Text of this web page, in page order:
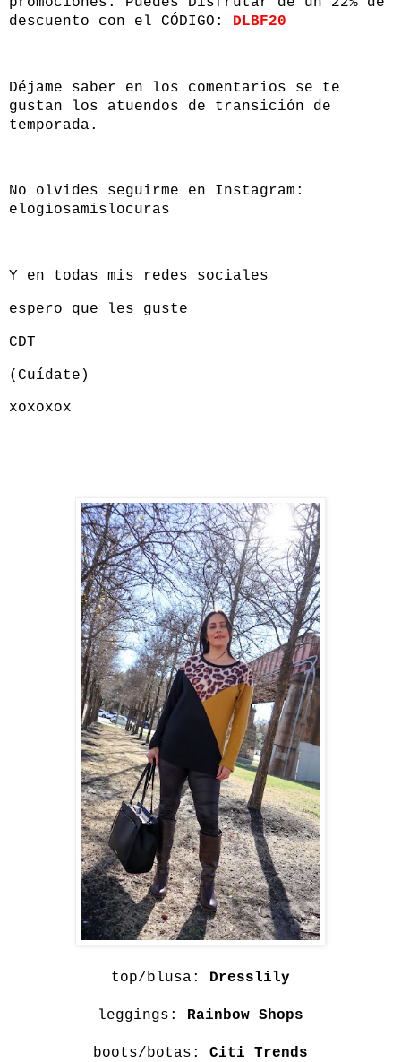
descuento con el CÓDIGO: DLBF20
Déjame saber en los comentarios se te
gustan los atuendos de transición de
temporada.
No olvides seguirme en Instagram:
elogiosamislocuras
Y en todas mis redes sociales
espero que les guste
CDT
(Cuídate)
xoxoxox
top/blusa: Dresslily
leggings: Rainbow Shops
boots/botas: Citi Trends